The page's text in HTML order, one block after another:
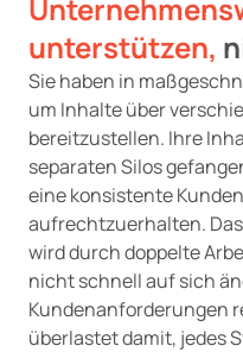
unterstützen,
Sie haben in
um Inhalte über
bereitzustellen. Ihre
separaten Silos
eine konsistente
aufrechtzuerhalten.
wird durch doppelte
nicht schnell auf sich
Kundenanforderungen
überlastet damit, jedes